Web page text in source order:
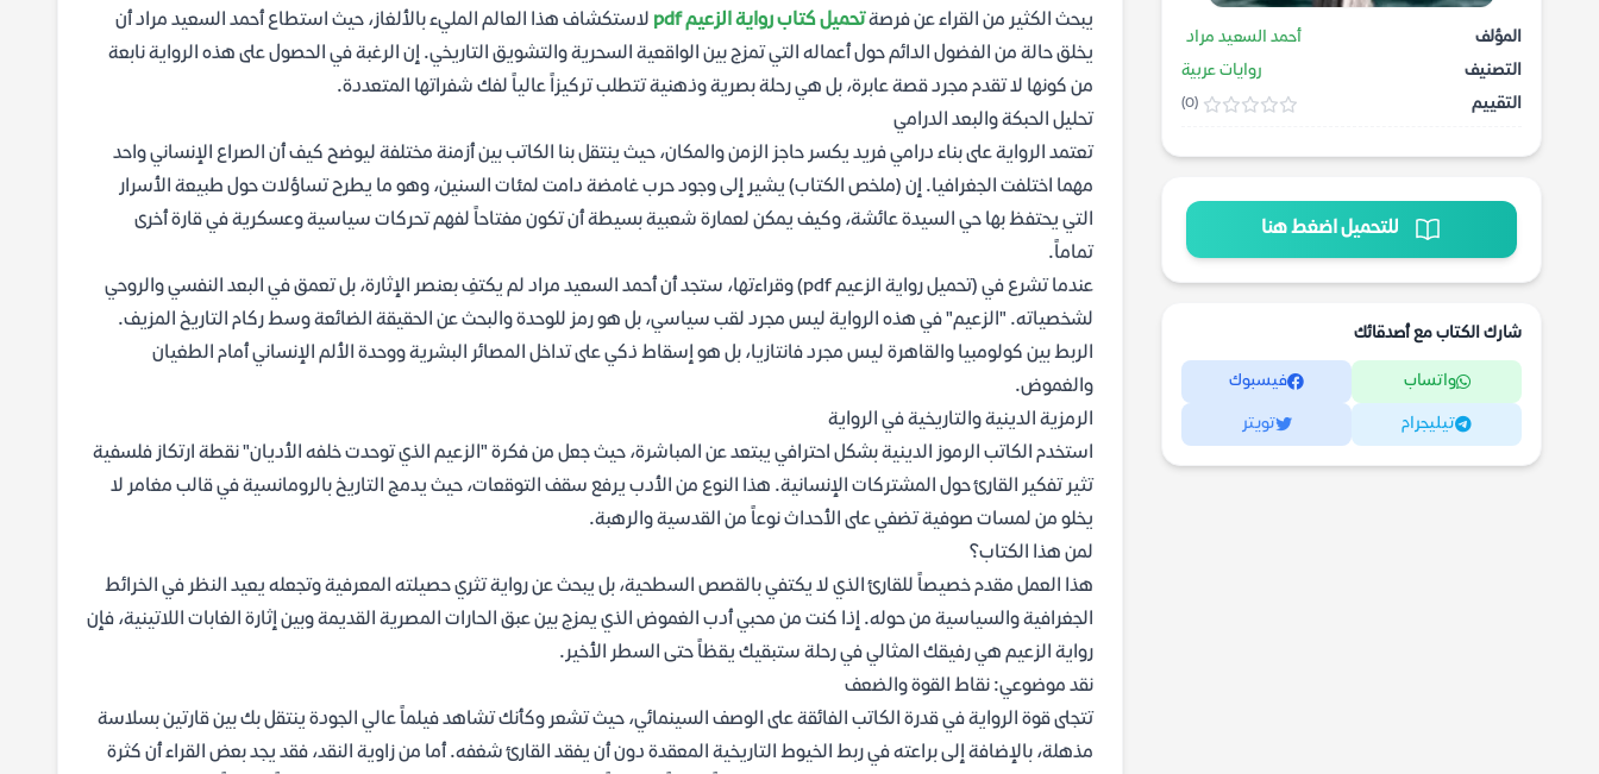
المؤلف
أحمد السعيد مراد
التصنيف
روايات عربية
التقييم
(0)
للتحميل اضغط هنا
شارك الكتاب مع أصدقائك
واتساب فيسبوك
تيليجرام تويتر
يبحث الكثير من القراء عن فرصةتحميل كتاب رواية الزعيم pdf
لاستكشاف هذا العالم المليء بالألغاز، حيث استطاع أحمد السعيد مراد أن
يخلق حالة من الفضول الدائم حول أعماله التي تمزج بين الواقعية السحرية والتشويق التاريخي. إن الرغبة في الحصول على هذه الرواية نابعة
من كونها لا تقدم مجرد قصة عابرة، بل هي رحلة بصرية وذهنية تتطلب تركيزاً عالياً لفك شفراتها المتعددة.
تحليل الحبكة والبعد الدرامي
تعتمد الرواية على بناء درامي فريد يكسر حاجز الزمن والمكان، حيث ينتقل بنا الكاتب بين أزمنة مختلفة ليوضح كيف أن الصراع الإنساني واحد
مهما اختلفت الجغرافيا. إن (ملخص الكتاب) يشير إلى وجود حرب غامضة دامت لمئات السنين، وهو ما يطرح تساؤلات حول طبيعة الأسرار
التي يحتفظ بها حي السيدة عائشة، وكيف يمكن لعمارة شعبية بسيطة أن تكون مفتاحاً لفهم تحركات سياسية وعسكرية في قارة أخرى
تماماً.
عندما تشرع في (تحميل رواية الزعيم pdf) وقراءتها، ستجد أن أحمد السعيد مراد لم يكتفِ بعنصر الإثارة، بل تعمق في البعد النفسي والروحي
لشخصياته. "الزعيم" في هذه الرواية ليس مجرد لقب سياسي، بل هو رمز للوحدة والبحث عن الحقيقة الضائعة وسط ركام التاريخ المزيف.
الربط بين كولومبيا والقاهرة ليس مجرد فانتازيا، بل هو إسقاط ذكي على تداخل المصائر البشرية ووحدة الألم الإنساني أمام الطغيان
والغموض.
الرمزية الدينية والتاريخية في الرواية
استخدم الكاتب الرموز الدينية بشكل احترافي يبتعد عن المباشرة، حيث جعل من فكرة "الزعيم الذي توحدت خلفه الأديان" نقطة ارتكاز فلسفية
تثير تفكير القارئ حول المشتركات الإنسانية. هذا النوع من الأدب يرفع سقف التوقعات، حيث يدمج التاريخ بالرومانسية في قالب مغامر لا
يخلو من لمسات صوفية تضفي على الأحداث نوعاً من القدسية والرهبة.
لمن هذا الكتاب؟
هذا العمل مقدم خصيصاً للقارئ الذي لا يكتفي بالقصص السطحية، بل يبحث عن رواية تثري حصيلته المعرفية وتجعله يعيد النظر في الخرائط
الجغرافية والسياسية من حوله. إذا كنت من محبي أدب الغموض الذي يمزج بين عبق الحارات المصرية القديمة وبين إثارة الغابات اللاتينية، فإن
رواية الزعيم هي رفيقك المثالي في رحلة ستبقيك يقظاً حتى السطر الأخير.
نقد موضوعي: نقاط القوة والضعف
تتجلى قوة الرواية في قدرة الكاتب الفائقة على الوصف السينمائي، حيث تشعر وكأنك تشاهد فيلماً عالي الجودة ينتقل بك بين قارتين بسلاسة
مذهلة، بالإضافة إلى براعته في ربط الخيوط التاريخية المعقدة دون أن يفقد القارئ شغفه. أما من زاوية النقد، فقد يجد بعض القراء أن كثرة